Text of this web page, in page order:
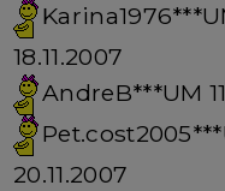
18.11.2007
AndreB***UM
20.11.2007